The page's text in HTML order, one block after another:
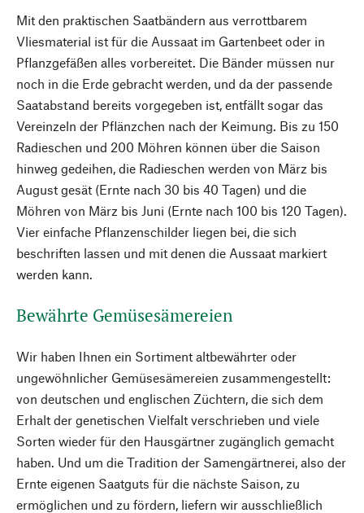
Mit den praktischen Saatbändern aus verrottbarem
Vliesmaterial ist für die Aussaat im Gartenbeet oder in
Pflanzgefäßen alles vorbereitet. Die Bänder müssen nur
noch in die Erde gebracht werden, und da der passende
Saatabstand bereits vorgegeben ist, entfällt sogar das
Vereinzeln der Pflänzchen nach der Keimung. Bis zu 150
Radieschen und 200 Möhren können über die Saison
hinweg gedeihen, die Radieschen werden von März bis
August gesät (Ernte nach 30 bis 40 Tagen) und die
Möhren von März bis Juni (Ernte nach 100 bis 120 Tagen).
Vier einfache Pflanzenschilder liegen bei, die sich
beschriften lassen und mit denen die Aussaat markiert
werden kann.
Bewährte Gemüsesämereien
Wir haben Ihnen ein Sortiment altbewährter oder
ungewöhnlicher Gemüsesämereien zusammengestellt:
von deutschen und englischen Züchtern, die sich dem
Erhalt der genetischen Vielfalt verschrieben und viele
Sorten wieder für den Hausgärtner zugänglich gemacht
haben. Und um die Tradition der Samengärtnerei, also der
Ernte eigenen Saatguts für die nächste Saison, zu
ermöglichen und zu fördern, liefern wir ausschließlich